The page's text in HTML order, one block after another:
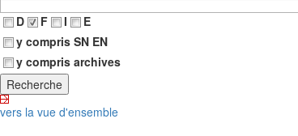
D
F I
E
y compris SN EN
y compris archives
vers la vue d'ensemble